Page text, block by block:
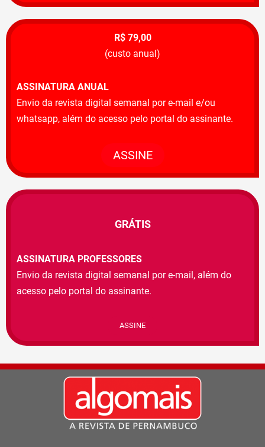
R$ 79,00
(custo anual)
ASSINATURA ANUAL
Envio da revista digital semanal por e-mail e/ou
whatsapp, além do acesso pelo portal do assinante.
ASSINE
GRÁTIS
ASSINATURA PROFESSORES
Envio da revista digital semanal por e-mail, além do
acesso pelo portal do assinante.
ASSINE